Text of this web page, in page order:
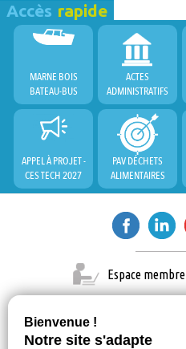
Accès rapide
MARNE BOIS
BATEAU-BUS
ACTES
ADMINISTRATIFS
APPEL À PROJET -
CES TECH 2027
PAV DÉCHETS
ALIMENTAIRES
Espace membre